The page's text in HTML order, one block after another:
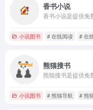
香书小说
小说图书 # 在线阅读 # 在
熊猫搜书
小说图书 # 熊猫导航 # 熊